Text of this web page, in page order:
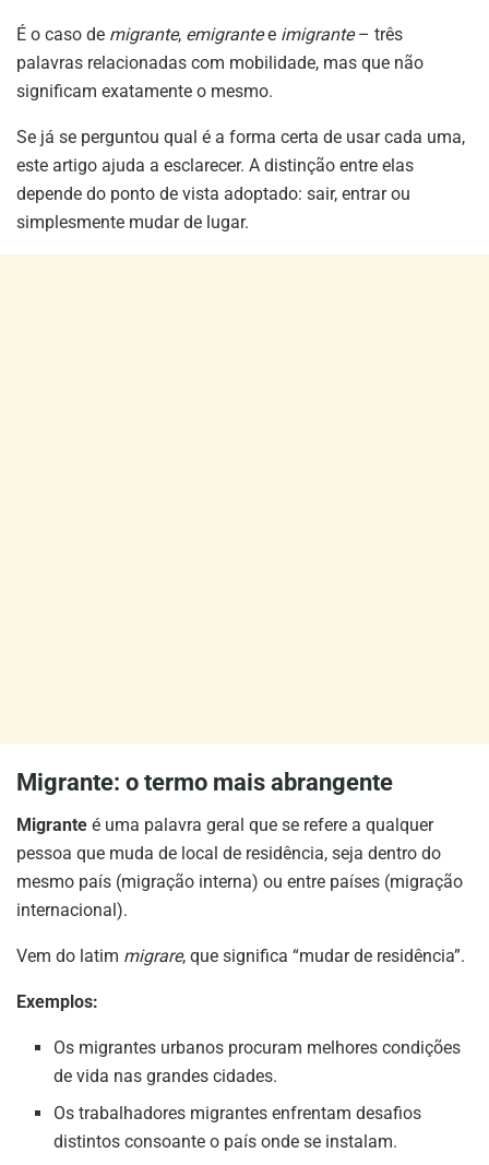
É o caso de migrante, emigrantee imigrante– três
palavras relacionadas com mobilidade, mas que não
significam exatamente o mesmo.
Se já se perguntou qual é a forma certa de usar cada uma,
este artigo ajuda a esclarecer. A distinção entre elas
depende do ponto de vista adoptado: sair, entrar ou
simplesmente mudar de lugar.
Migrante: o termo mais abrangente
Migrante é uma palavra geral que se refere a qualquer
pessoa que muda de local de residência, seja dentro do
mesmo país (migração interna) ou entre países (migração
internacional).
Vem do latim migrare, que significa “mudar de residência”.
Exemplos:
Os migrantes urbanos procuram melhores condições
de vida nas grandes cidades.
Os trabalhadores migrantes enfrentam desafios
distintos consoante o país onde se instalam.